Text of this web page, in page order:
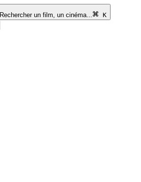
Rechercher un film, un cinéma...
K